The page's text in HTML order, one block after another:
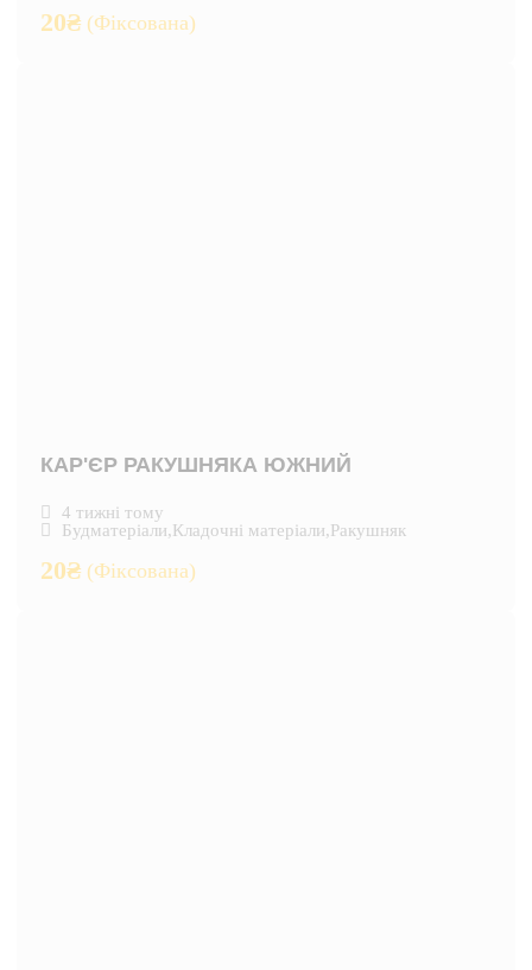
20₴ (Фіксована)
КАР'ЄР РАКУШНЯКА ЮЖНИЙ
4 тижні тому
Будматеріали,Кладочні матеріали,Ракушняк
20₴ (Фіксована)